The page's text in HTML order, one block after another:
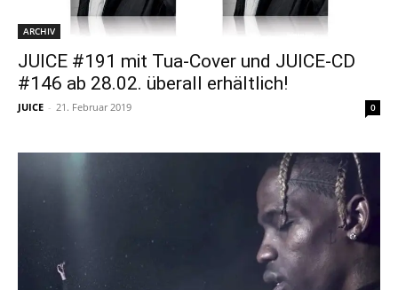
ARCHIV
JUICE #191 mit Tua-Cover und JUICE-CD
#146 ab 28.02. überall erhältlich!
JUICE - 21. Februar 2019 0